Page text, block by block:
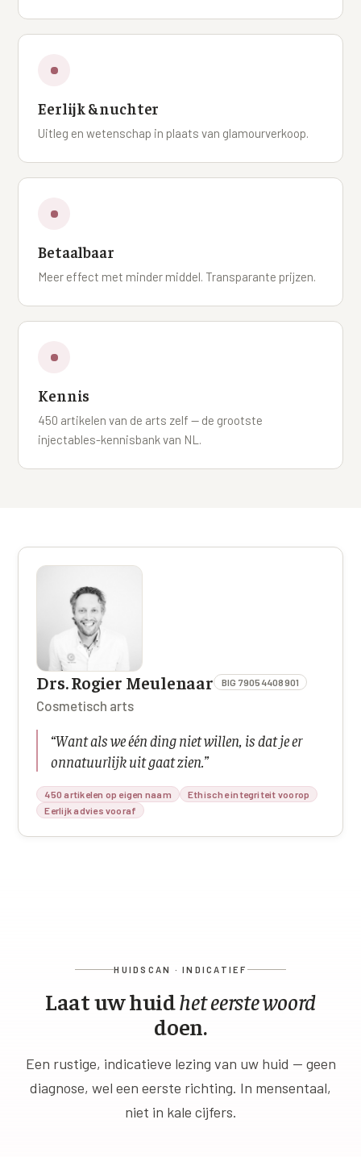
Eerlijk & nuchter
Uitleg en wetenschap in plaats van glamourverkoop.
Betaalbaar
Meer effect met minder middel. Transparante prijzen.
Kennis
450 artikelen van de arts zelf — de grootste
injectables-kennisbank van NL.
Drs. Rogier Meulenaar BIG 79054408901
Cosmetisch arts
“Want als we één ding niet willen, is dat je er
onnatuurlijk uit gaat zien.”
450 artikelen op eigen naam
Ethische integriteit voorop
Eerlijk advies vooraf
HUIDSCAN · INDICATIEF
Laat uw huidhet eerste woord
doen.
Een rustige, indicatieve lezing van uw huid — geen
diagnose, wel een eerste richting. In mensentaal,
niet in kale cijfers.